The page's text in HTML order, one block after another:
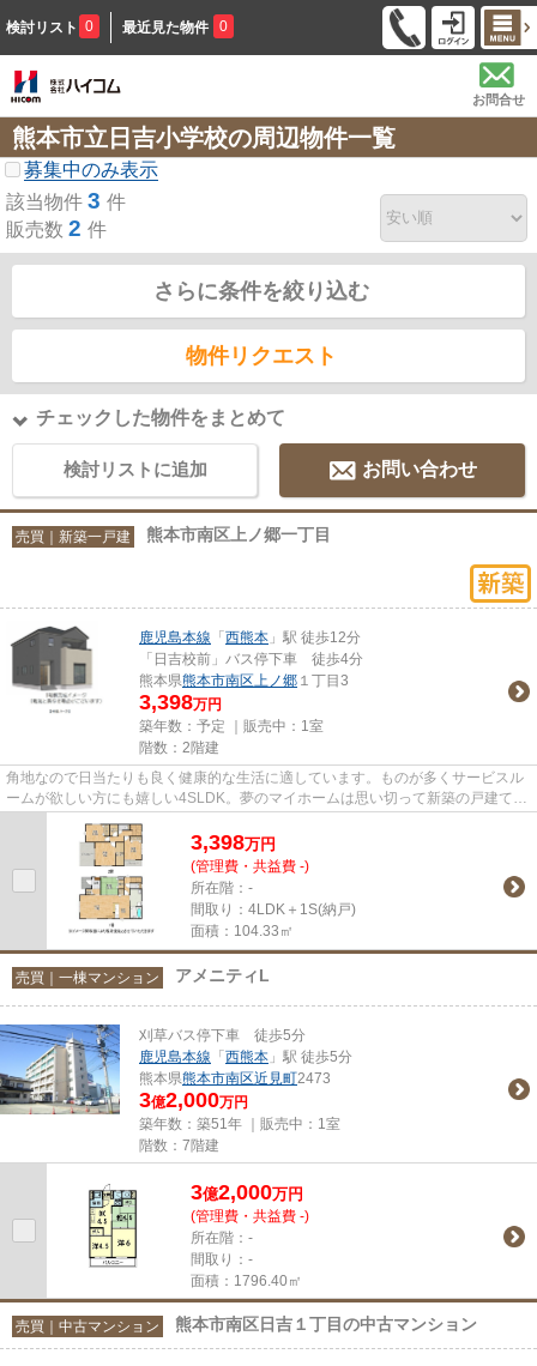
検討リスト 0 最近見た物件 0
お問合せ
熊本市立日吉小学校の周辺物件一覧
募集中のみ表示
該当物件 3 件
販売数 2 件
さらに条件を絞り込む
物件リクエスト
チェックした物件をまとめて
検討リストに追加 お問い合わせ
売買｜新築一戸建 熊本市南区上ノ郷一丁目
鹿児島本線 「 西熊本 」駅 徒歩12分
「日吉校前」バス停下車 徒歩4分
熊本県熊本市南区上ノ郷 １丁目3
3,398万円
築年数：予定 ｜販売中： 1室
階数：2階建
角地なので日当たりも良く健康的な生活に適しています。ものが多くサービスル
ームが欲しい方にも嬉しい4SLDK。夢のマイホームは思い切って新築の戸建ては
3,398万円
(管理費・共益費 -)
所在階：-
間取り：4LDK＋1S(納戸)
面積：104.33㎡
売買｜一棟マンション アメニティL
刈草バス停下車 徒歩5分
鹿児島本線 「 西熊本 」駅 徒歩5分
熊本県熊本市南区近見町2473
3億2,000万円
築年数：築51年 ｜販売中： 1室
階数：7階建
3億2,000万円
(管理費・共益費 -)
所在階：-
間取り：-
面積：1796.40㎡
売買｜中古マンション 熊本市南区日吉１丁目の中古マンション